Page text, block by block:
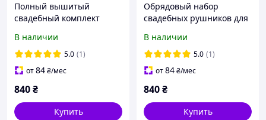
Полный вышитый
свадебный комплект
и обрядовых церемоний
В наличии
5.0 (1)
от84₴/мес
840₴
Купить
Обрядовый набор
свадебных рушников для
В наличии
5.0 (1)
от84₴/мес
840₴
Купить